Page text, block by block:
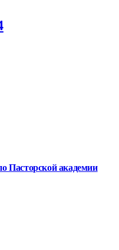
Пасторской академии